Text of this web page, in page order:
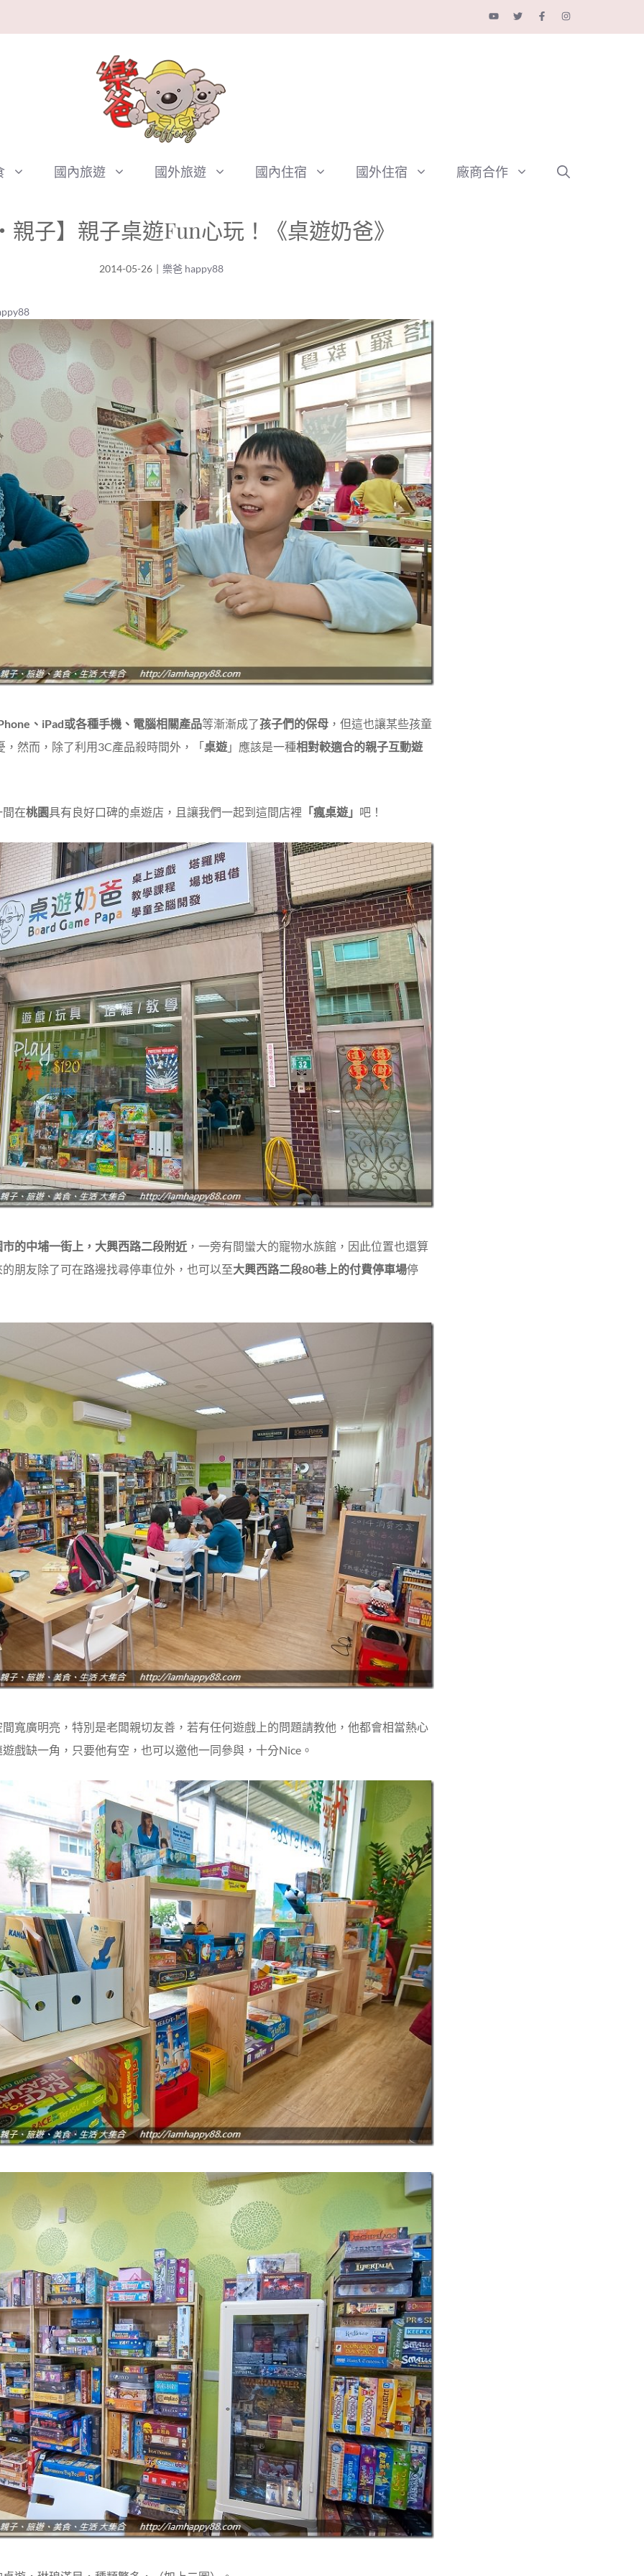
國內旅遊 國外旅遊 國內住宿 國外住宿 廠商合作
子】親子桌遊Fun心玩！《桌遊奶爸》
2014-05-26 | 樂爸 happy88
、iPad或各種手機、電腦相關產品等漸漸成了孩子們的保母 ，但這也讓某些孩童
，然而，除了利用3C產品殺時間外，「桌遊 」應該是一種相對較適合的親子互動遊
在桃園具有良好口碑的桌遊店，且讓我們一起到這間店裡 「瘋桌遊」 吧！
市的中埔一街上，大興西路二段附近 ，一旁有間蠻大的寵物水族館，因此位置也還算
朋友除了可在路邊找尋停車位外，也可以至大興西路二段80巷上的付費停車場停
寬廣明亮，特別是老闆親切友善，若有任何遊戲上的問題請教他，他都會相當熱心
戲缺一角，只要他有空，也可以邀他一同參與，十分Nice。